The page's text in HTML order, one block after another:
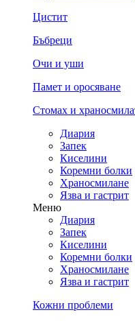
Цистит
Бъбреци
Очи и уши
Памет и оросяване
Стомах и
Диария
Запек
Киселини
Коремни болки
Храносмилане
Язва и гастрит
Меню
Диария
Запек
Киселини
Коремни болки
Храносмилане
Язва и гастрит
Кожни проблеми